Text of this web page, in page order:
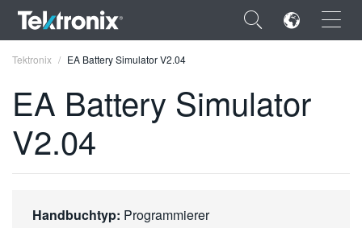
×
ENGLISH
DEUTSCH
Tektronix EA Battery Simulator V2.04
EA Battery Simulator
V2.04
Handbuchtyp: Programmierer